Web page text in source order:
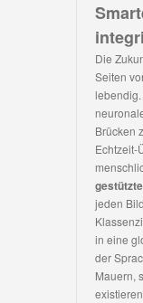
Die
Seiten
Brücken
Echtzeit-
jeden
in eine
der
Mauern,